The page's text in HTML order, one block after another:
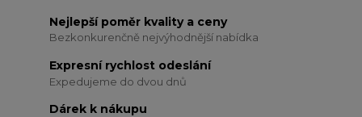
Nejlepší poměr kvality a ceny
Bezkonkurenčně nejvýhodnější nabídka
Expresní rychlost odeslání
Expedujeme do dvou dnů
Dárek k nákupu